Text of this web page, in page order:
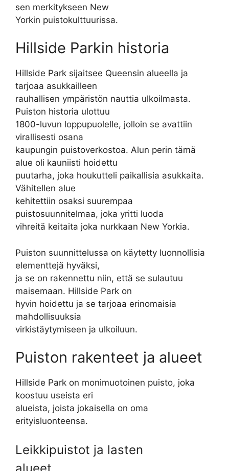
sen merkitykseen New
Yorkin puistokulttuurissa.
Hillside Parkin historia
Hillside Park sijaitsee Queensin alueella ja
tarjoaa asukkailleen
rauhallisen ympäristön nauttia ulkoilmasta.
Puiston historia ulottuu
1800-luvun loppupuolelle, jolloin se avattiin
virallisesti osana
kaupungin puistoverkostoa. Alun perin tämä
alue oli kauniisti hoidettu
puutarha, joka houkutteli paikallisia asukkaita.
Vähitellen alue
kehitettiin osaksi suurempaa
puistosuunnitelmaa, joka yritti luoda
vihreitä keitaita joka nurkkaan New Yorkia.
Puiston suunnittelussa on käytetty luonnollisia
elementtejä hyväksi,
ja se on rakennettu niin, että se sulautuu
maisemaan. Hillside Park on
hyvin hoidettu ja se tarjoaa erinomaisia
mahdollisuuksia
virkistäytymiseen ja ulkoiluun.
Puiston rakenteet ja alueet
Hillside Park on monimuotoinen puisto, joka
koostuu useista eri
alueista, joista jokaisella on oma
erityisluonteensa.
Leikkipuistot ja lasten
alueet